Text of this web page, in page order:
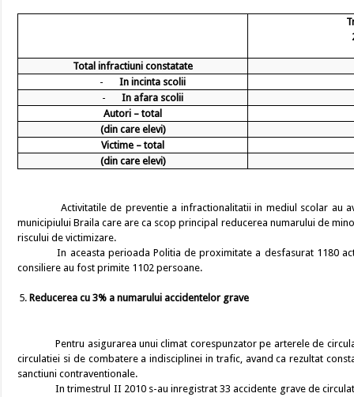
Total infractiuni constatate
-
In incinta scolii
-
In afara scolii
Autori – total
(din care elevi)
Victime – total
(din care elevi)
Activitatile de preventie a infractionalitatii in mediul scolar au
municipiului Braila care are ca scop principal reducerea numarului de
riscului de victimizare.
In aceasta perioada Politia de proximitate a desfasurat 1180
consiliere au fost primite 1102 persoane.
Reducerea cu 3% a numarului accidentelor grave
Pentru asigurarea unui climat corespunzator pe arterele de
circulatiei si de combatere a indisciplinei in trafic, avand ca rezultat
sanctiuni contraventionale.
In trimestrul II 2010 s-au inregistrat 33 accidente grave de